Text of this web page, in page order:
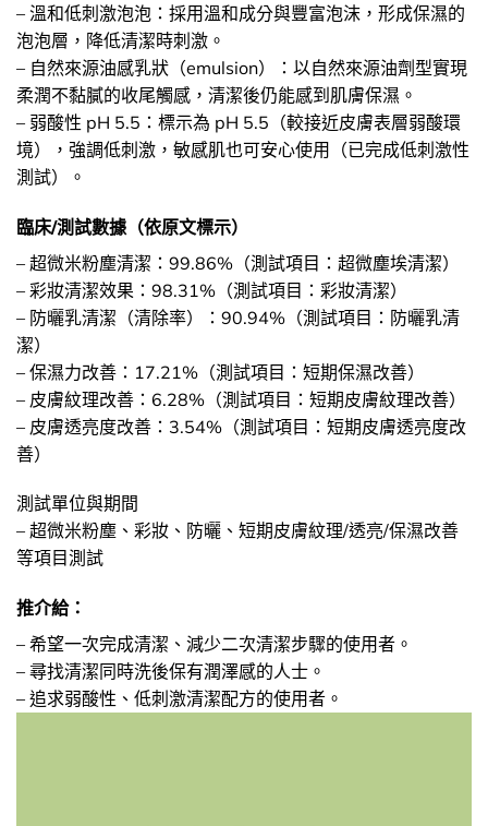
– 溫和低刺激泡泡：採用溫和成分與豐富泡沫，形成保濕的
泡泡層，降低清潔時刺激。
– 自然來源油感乳狀（emulsion）：以自然來源油劑型實現
柔潤不黏膩的收尾觸感，清潔後仍能感到肌膚保濕。
– 弱酸性 pH 5.5：標示為 pH 5.5（較接近皮膚表層弱酸環
境），強調低刺激，敏感肌也可安心使用（已完成低刺激性
測試）。
臨床/測試數據（依原文標示）
– 超微米粉塵清潔：99.86%（測試項目：超微塵埃清潔）
– 彩妝清潔效果：98.31%（測試項目：彩妝清潔）
– 防曬乳清潔（清除率）：90.94%（測試項目：防曬乳清
潔）
– 保濕力改善：17.21%（測試項目：短期保濕改善）
– 皮膚紋理改善：6.28%（測試項目：短期皮膚紋理改善）
– 皮膚透亮度改善：3.54%（測試項目：短期皮膚透亮度改
善）
測試單位與期間
– 超微米粉塵、彩妝、防曬、短期皮膚紋理/透亮/保濕改善
等項目測試
推介給：
– 希望一次完成清潔、減少二次清潔步驟的使用者。
– 尋找清潔同時洗後保有潤澤感的人士。
– 追求弱酸性、低刺激清潔配方的使用者。